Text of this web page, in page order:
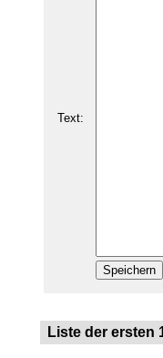
Text:
Liste der ersten